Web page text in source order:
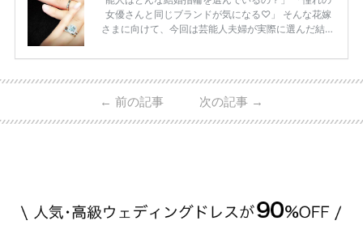
女優さんと同じブランドが気になる♡」 そんな花嫁
さまに向けて、今回は芸能人夫婦が実際に選んだ結婚
ーウィンストンやカルティエ、ティファニーなど世界
日本で人気のブランドまで幅広くご紹介。 さらに、
・愛用している芸能人夫婦 ・リングの特徴や魅力 ・
← 前の記事 次の記事 →